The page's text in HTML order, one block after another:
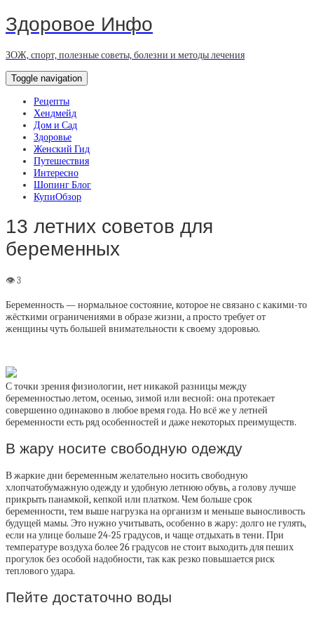
Здоровое Инфо
ЗОЖ, спорт, полезные советы, болезни и методы лечения
Toggle navigation
Рецепты
Хендмейд
Дом и Сад
Здоровье
Женский Гид
Путешествия
Интересно
Шопинг Блог
КупиОбзор
13 летних советов для
беременных
Беременность — нормальное состояние, которое не связано с какими-то
жёсткими ограничениями в образе жизни, а просто требует от
женщины чуть большей внимательности к своему здоровью.
С точки зрения физиологии, нет никакой разницы между
беременностью летом, осенью, зимой или весной: она протекает
совершенно одинаково в любое время года. Но всё же у летней
беременности есть ряд особенностей и даже некоторых преимуществ.
В жару носите свободную одежду
В жаркие дни беременным желательно носить свободную
хлопчатобумажную одежду и удобную летнюю обувь, а голову лучше
прикрыть панамкой, кепкой или платком. Чем больше срок
беременности, тем выше нагрузка на организм и меньше выносливость
будущей мамы. Это нужно учитывать, особенно в жару: долго не гулять,
если на улице больше 24-25 градусов, и чаще отдыхать в тени. При
температуре воздуха более 26 градусов не стоит выходить для пеших
прогулок без особой надобности, так как резко повышается риск
теплового удара.
Пейте достаточно воды